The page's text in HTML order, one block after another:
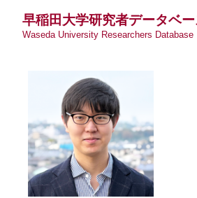
早稲田大学研究者データベー
Waseda University Researchers Database